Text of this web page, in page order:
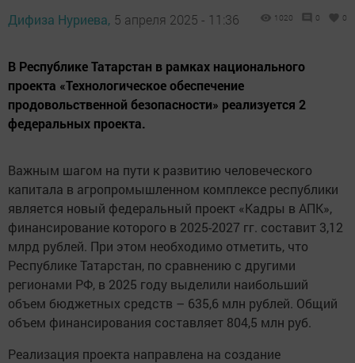
Дифиза Нуриева, 5 апреля 2025 - 11:36 1020 0 0
В Республике Татарстан в рамках национального
проекта «Технологическое обеспечение
продовольственной безопасности» реализуется 2
федеральных проекта.
Важным шагом на пути к развитию человеческого
капитала в агропромышленном комплексе республики
является новый федеральный проект «Кадры в АПК»,
финансирование которого в 2025-2027 гг. составит 3,12
млрд рублей. При этом необходимо отметить, что
Республике Татарстан, по сравнению с другими
регионами РФ, в 2025 году выделили наибольший
объем бюджетных средств – 635,6 млн рублей. Общий
объем финансирования составляет 804,5 млн руб.
Реализация проекта направлена на создание